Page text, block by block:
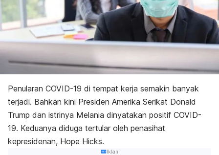
Penularan COVID-19 di tempat kerja semakin banyak
terjadi. Bahkan kini Presiden Amerika Serikat Donald
Trump dan istrinya Melania dinyatakan positif COVID-
19. Keduanya diduga tertular oleh penasihat
kepresidenan, Hope Hicks.
Iklan